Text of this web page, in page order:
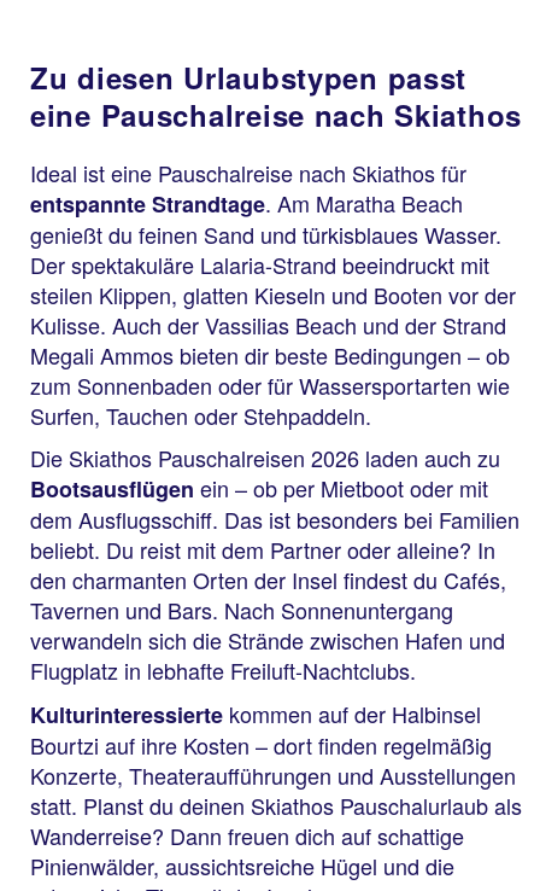
Zu diesen Urlaubstypen passt
eine Pauschalreise nach Skiathos
Ideal ist eine Pauschalreise nach Skiathos für
entspannte Strandtage. Am Maratha Beach
genießt du feinen Sand und türkisblaues Wasser.
Der spektakuläre Lalaria-Strand beeindruckt mit
steilen Klippen, glatten Kieseln und Booten vor der
Kulisse. Auch der Vassilias Beach und der Strand
Megali Ammos bieten dir beste Bedingungen – ob
zum Sonnenbaden oder für Wassersportarten wie
Surfen, Tauchen oder Stehpaddeln.
Die Skiathos Pauschalreisen 2026 laden auch zu
Bootsausflügen ein – ob per Mietboot oder mit
dem Ausflugsschiff. Das ist besonders bei Familien
beliebt. Du reist mit dem Partner oder alleine? In
den charmanten Orten der Insel findest du Cafés,
Tavernen und Bars. Nach Sonnenuntergang
verwandeln sich die Strände zwischen Hafen und
Flugplatz in lebhafte Freiluft-Nachtclubs.
Kulturinteressierte kommen auf der Halbinsel
Bourtzi auf ihre Kosten – dort finden regelmäßig
Konzerte, Theateraufführungen und Ausstellungen
statt. Planst du deinen Skiathos Pauschalurlaub als
Wanderreise? Dann freuen dich auf schattige
Pinienwälder, aussichtsreiche Hügel und die